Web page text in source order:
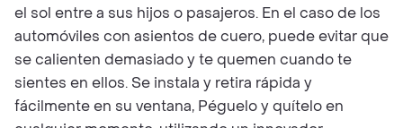
el sol entre a sus hijos o pasajeros. En el caso de los
automóviles con asientos de cuero, puede evitar que
se calienten demasiado y te quemen cuando te
sientes en ellos. Se instala y retira rápida y
fácilmente en su ventana, Péguelo y quítelo en